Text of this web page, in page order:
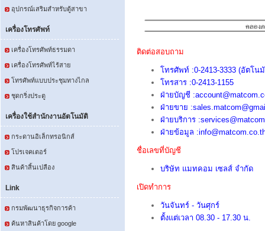
อุปกรณ์เสริมสำหรับตู้สาขา
เครื่องโทรศัพท์
เครื่องโทรศัพท์ธรรมดา
เครื่องโทรศัพท์ไร้สาย
โทรศัพท์แบบประชุมทางไกล
ชุดกริ่งประตู
เครื่องใช้สำนักงานอัตโนมัติ
กระดานอิเล็กทรอนิกส์
โปรเจคเตอร์
สินค้าสิ้นเปลือง
Link
กรมพัฒนาธุรกิจการค้า
ค้นหาสินค้าโดย google
ติดต่อสอบถาม
โทรศัพท์ :0-2413-3333 (อัตโน
โทรสาร :0-2413-1155
ฝ่ายบัญชี
ฝ่ายขาย
ฝ่ายบริการ
ฝ่ายข้อมูล
ชื่อเลขที่บัญชี
บริษัท แมทคอม เซลส์ จำกัด
เปิดทำการ
วันจันทร์ - วันศุกร์
ตั้งแต่เวลา 08.30 - 17.30 น.